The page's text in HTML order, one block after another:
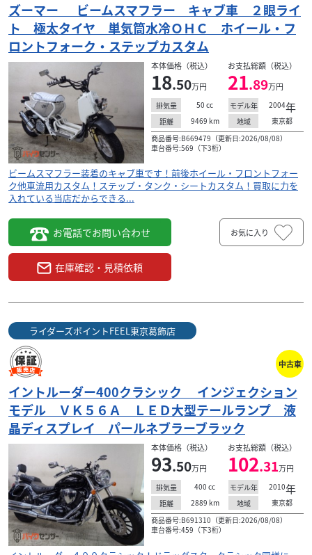
ズーマー ビームスマフラー キャブ車 ２眼ライ
ト 極太タイヤ 単気筒水冷ＯＨＣ ホイール・フ
ロントフォーク・ステップカスタム
本体価格（税込）
18.50万円
お支払総額（税込）
21.89万円
排気量 50 cc モデル年 2004年
距離 9469 km 地域
東京都
商品番号:B669479（更新日:2026/08/08）
車台番号:569（下3桁）
ビームスマフラー装着のキャブ車です！前後ホイール・フロントフォー
ク他車流用カスタム！ステップ・タンク・シートカスタム！買取に力を
入れている当店だからできる...
お電話でお問い合わせ
在庫確認・見積依頼
お気に入り
ライダーズポイントFEEL東京葛飾店
中古車
イントルーダー400クラシック インジェクション
モデル ＶＫ５６Ａ ＬＥＤ大型テールランプ 液
晶ディスプレイ パールネブラーブラック
本体価格（税込）
93.50万円
お支払総額（税込）
102.31万円
排気量 400 cc モデル年 2010年
距離 2889 km 地域
東京都
商品番号:B691310（更新日:2026/08/08）
車台番号:459（下3桁）